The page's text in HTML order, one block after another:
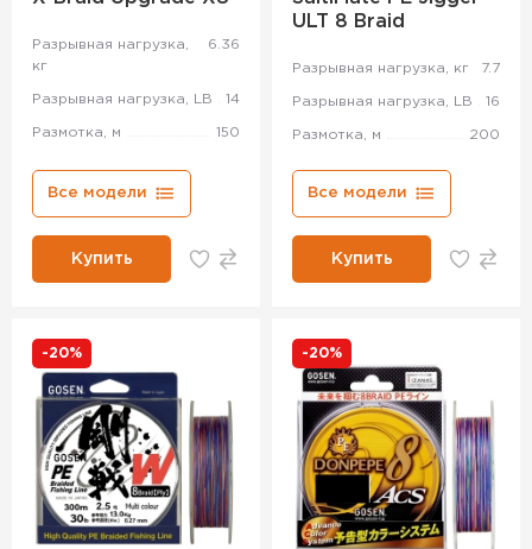
Разрывная нагрузка,
кг
6.36
Разрывная нагрузка, LB 14
Размотка, м 150
Все модели
Купить
ULT 8 Braid
Разрывная нагрузка, кг 7.7
Разрывная нагрузка, LB 16
Размотка, м 200
Все модели
Купить
-20% -20%